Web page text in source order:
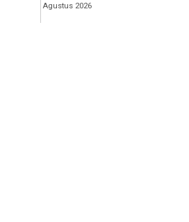
Agustus 2026